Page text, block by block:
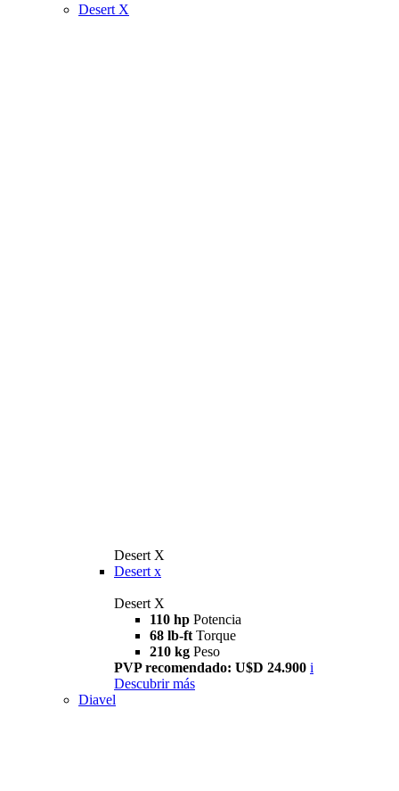
Desert X
Desert X
Desert x
Desert X
110 hp Potencia
68 lb-ft Torque
210 kg Peso
PVP recomendado: U$D 24.900 i
Descubrir más
Diavel